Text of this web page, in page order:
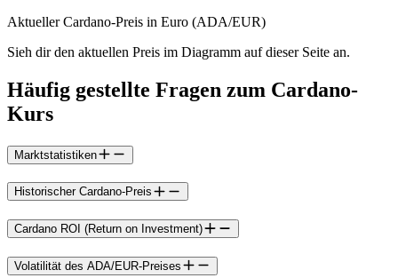
Aktueller Cardano-Preis in Euro (ADA/EUR)
Sieh dir den aktuellen Preis im Diagramm auf dieser Seite an.
Häufig gestellte Fragen zum Cardano-
Kurs
Marktstatistiken
Historischer Cardano-Preis
Cardano ROI (Return on Investment)
Volatilität des ADA/EUR-Preises